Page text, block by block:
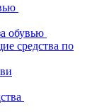
обувью
средства по